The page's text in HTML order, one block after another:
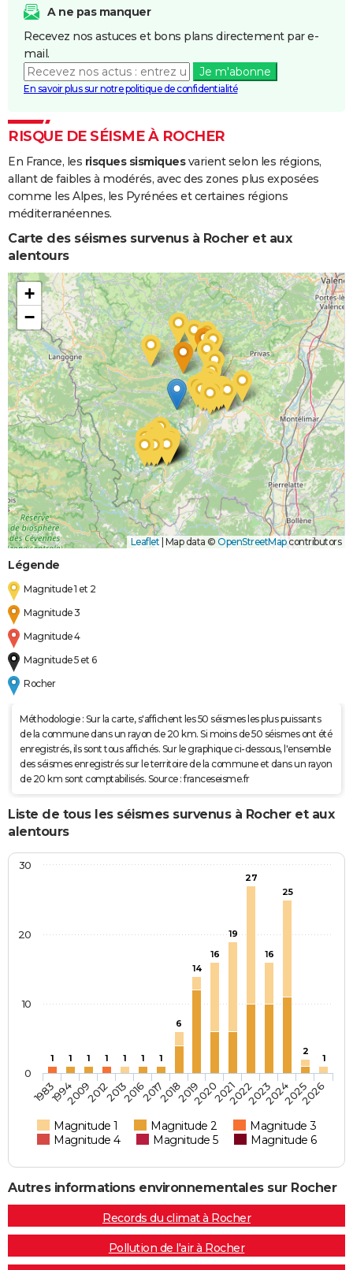
Coulées deA ne pas manquer
Recevez nos astuces et bons plans directement par e-
mail.
Je m'abonne
En savoir plus sur notre politique de confidentialité
RISQUE DE SÉISME À ROCHER
En France, les risques sismiquesvarient selon les régions,
allant de faibles à modérés, avec des zones plus exposées
comme les Alpes, les Pyrénées et certaines régions
méditerranéennes.
Carte des séismes survenus à Rocher et aux
alentours
+
−
Leaflet Map data © OpenStreetMapcontributors
Légende
Magnitude 1 et 2
Magnitude 3
Magnitude 4
Magnitude 5 et 6
Rocher
Méthodologie : Sur la carte, s'affichent les 50 séismes les plus puissants
de la commune dans un rayon de 20 km. Si moins de 50 séismes ont été
enregistrés, ils sont tous affichés. Sur le graphique ci-dessous, l'ensemble
des séismes enregistrés sur le territoire de la commune et dans un rayon
de 20 km sont comptabilisés. Source : franceseisme.fr
Liste de tous les séismes survenus à Rocher et aux
alentours
1 1 1 1 1 1 1
6
14
16
19
27
16
25
2
1
Magnitude 1 Magnitude 2
Magnitude 3
Magnitude 4
Magnitude 5 Magnitude 6
1983199420092012201320162017201820192020202120222023202420252026
0
10
20
30
Autres informations environnementales sur Rocher
Records du climat à Rocher
Pollution de l'air à Rocher